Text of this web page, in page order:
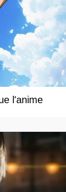
l'anime